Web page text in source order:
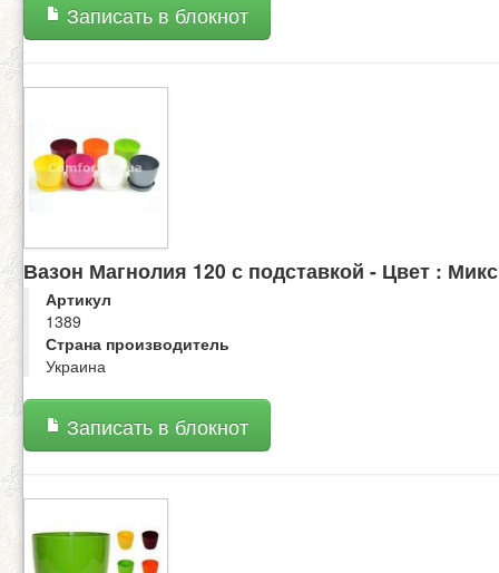
Записать в блокнот
Вазон Магнолия 120 с подставкой - Цвет : Микс
Артикул
1389
Страна производитель
Украина
Записать в блокнот